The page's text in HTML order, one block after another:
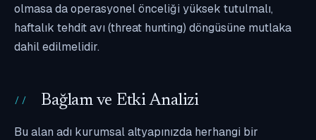
olmasa da operasyonel önceliği yüksek tutulmalı,
haftalık tehdit avı (threat hunting) döngüsüne mutlaka
dahil edilmelidir.
Bağlam ve Etki Analizi
Bu alan adı kurumsal altyapınızda herhangi bir